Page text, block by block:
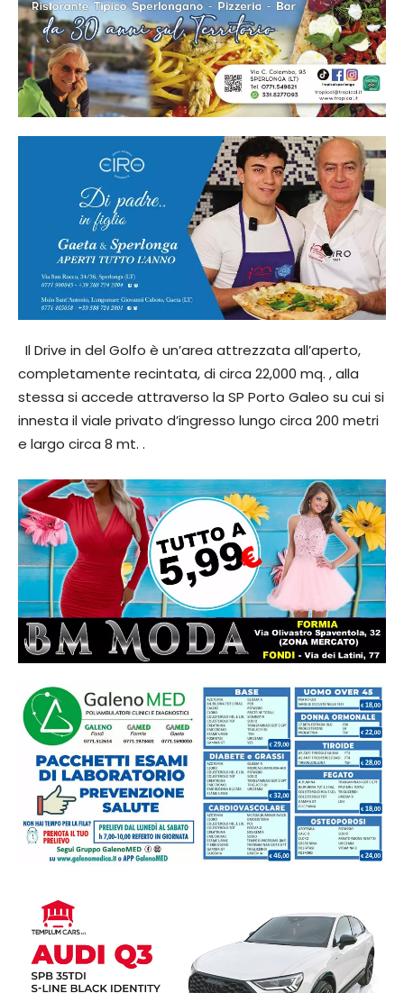
Il Drive in del Golfo è un’area attrezzata all’aperto,
completamente recintata, di circa 22,000 mq. , alla
stessa si accede attraverso la SP Porto Galeo su cui si
innesta il viale privato d’ingresso lungo circa 200 metri
e largo circa 8 mt. .